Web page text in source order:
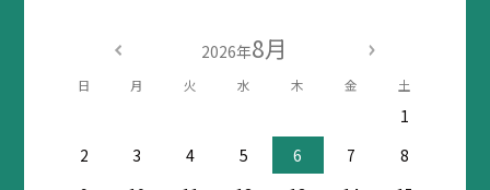
2026年8月
日 月 火 水 木 金 土
1
2
3 4 5 6 7
8